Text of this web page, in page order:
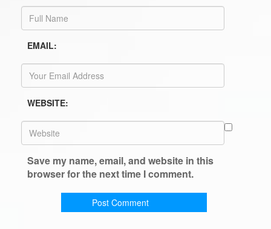
EMAIL:
WEBSITE:
Save my name, email, and website in this
browser for the next time I comment.